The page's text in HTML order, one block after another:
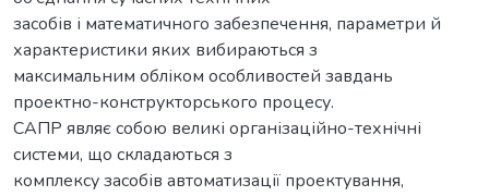
засобів і математичного забезпечення, параметри й
характеристики яких вибираються з
максимальним обліком особливостей завдань
проектно-конструкторського процесу.
САПР являє собою великі організаційно-технічні
системи, що складаються з
комплексу засобів автоматизації проектування,